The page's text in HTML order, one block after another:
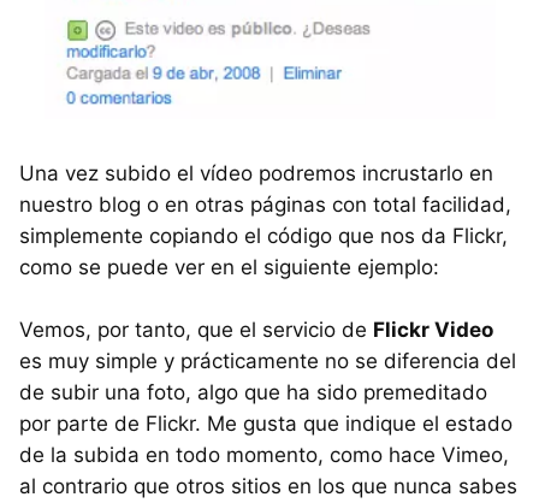
Una vez subido el vídeo podremos incrustarlo en
nuestro blog o en otras páginas con total facilidad,
simplemente copiando el código que nos da Flickr,
como se puede ver en el siguiente ejemplo:
Vemos, por tanto, que el servicio de Flickr Video
es muy simple y prácticamente no se diferencia del
de subir una foto, algo que ha sido premeditado
por parte de Flickr. Me gusta que indique el estado
de la subida en todo momento, como hace Vimeo,
al contrario que otros sitios en los que nunca sabes